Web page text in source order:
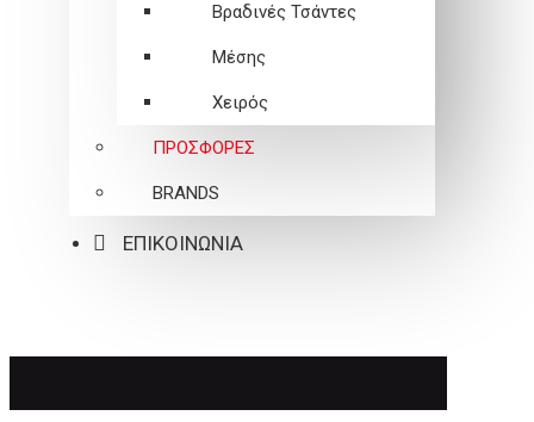
Βραδινές Τσάντες
Μέσης
Χειρός
ΠΡΟΣΦΟΡΕΣ
BRANDS
ΕΠΙΚΟΙΝΩΝΙΑ